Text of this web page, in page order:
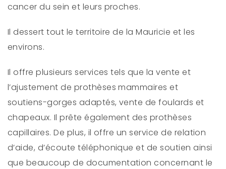
cancer du sein et leurs proches.
Il dessert tout le territoire de la Mauricie et les
environs.
Il offre plusieurs services tels que la vente et
l’ajustement de prothèses mammaires et
soutiens-gorges adaptés, vente de foulards et
chapeaux. Il prête également des prothèses
capillaires. De plus, il offre un service de relation
d’aide, d’écoute téléphonique et de soutien ainsi
que beaucoup de documentation concernant le